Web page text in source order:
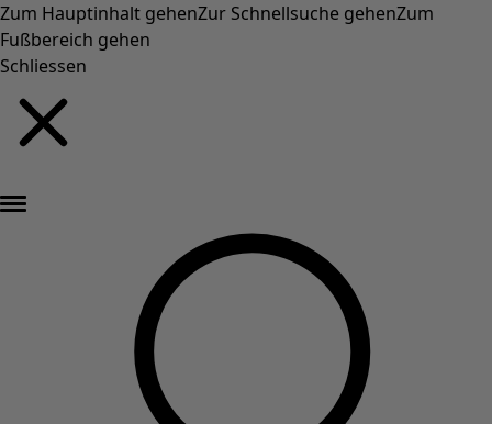
Zum Hauptinhalt gehenZur Schnellsuche gehenZum
Fußbereich gehen
Schliessen